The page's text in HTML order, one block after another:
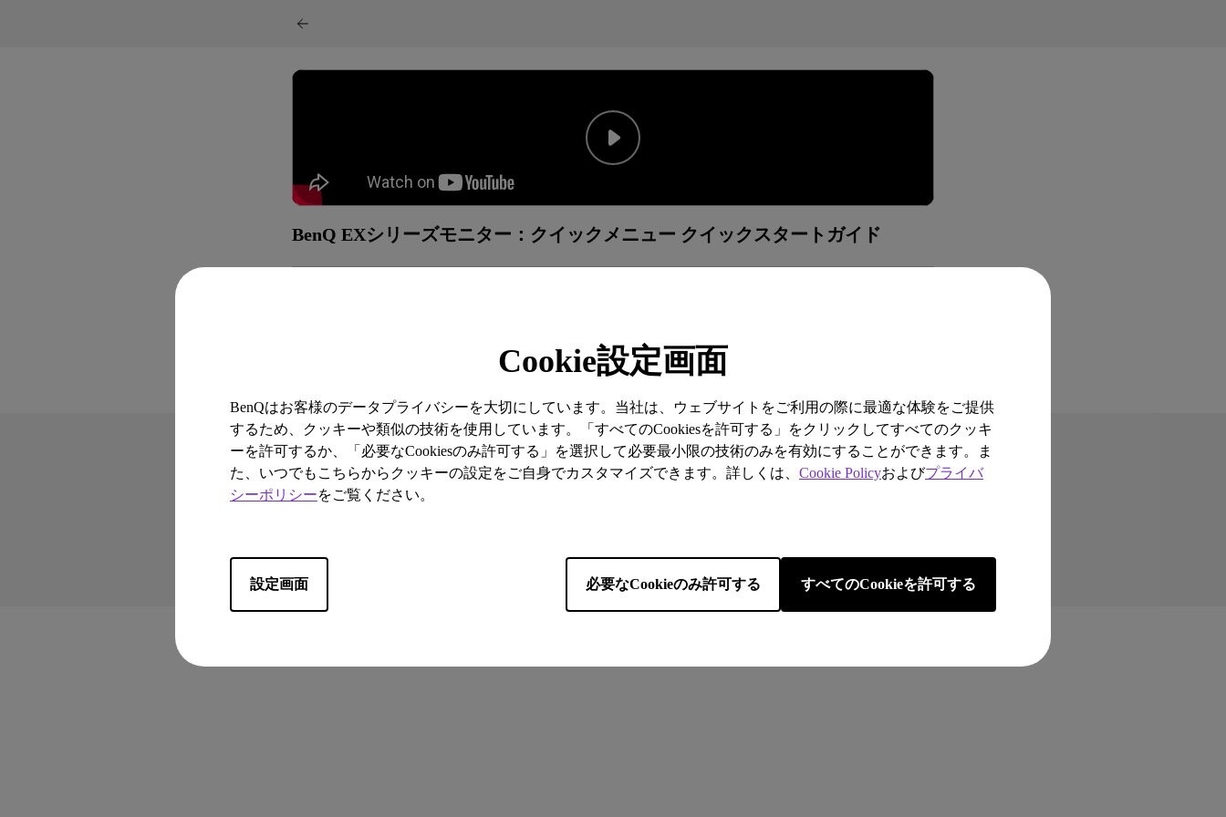
Cookie設定画面
BenQはお客様のデータプライバシーを大切にしています。当社は、ウェブサイトをご利用の際に最適な体験をご提供
するため、クッキーや類似の技術を使用しています。「すべてのCookiesを許可する」をクリックしてすべてのクッキ
ーを許可するか、「必要なCookiesのみ許可する」を選択して必要最小限の技術のみを有効にすることができます。ま
た、いつでもこちらからクッキーの設定をご自身でカスタマイズできます。詳しくは、 Cookie Policyおよびプライバ
シーポリシーをご覧ください。
設定画面 必要なCookieのみ許可する すべてのCookieを許可する
BenQ EXシリーズモニター：クイックメニュー クイックスタートガイド
特定商取引法/古物営業法に基づく表記